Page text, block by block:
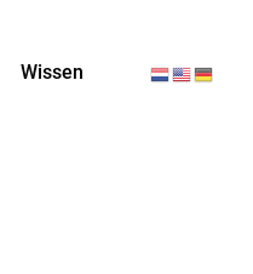
Wissen